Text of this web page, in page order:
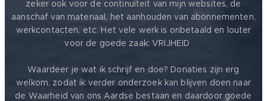
zeker ook voor de continuïteit van mijn websites, de
aanschaf van materiaal, het aanhouden van abonnementen,
werkcontacten, etc. Het vele werk is onbetaald en louter
voor de goede zaak: VRIJHEID ❤️
Waardeer je wat ik schrijf en doe? Donaties zijn erg
welkom, zodat ik verder onderzoek kan blijven doen naar
de Waarheid van ons Aardse bestaan en daardoor goede